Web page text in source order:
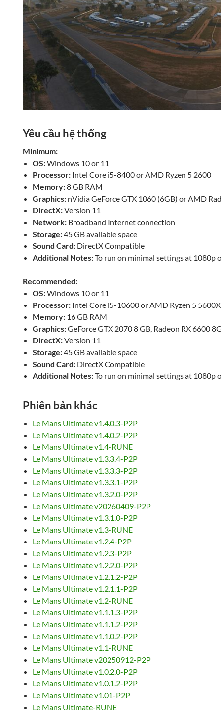
Yêu cầu hệ thống
Minimum:
OS:Windows 10 or 11
Processor: Intel Core i5-8400 or AMD Ryzen 5 2600
Memory:8 GB RAM
Graphics: nVidia GeForce GTX 1060 (6GB) or AMD
DirectX:Version 11
Network: Broadband Internet connection
Storage:45 GB available space
Sound Card: DirectX Compatible
Additional Notes:To run on minimal settings at 1080p
Recommended:
OS:Windows 10 or 11
Processor: Intel Core i5-10600 or AMD Ryzen 5 5600X
Memory: 16 GB RAM
Graphics:GeForce GTX 2070 8 GB, Radeon RX 6600
DirectX:Version 11
Storage:45 GB available space
Sound Card: DirectX Compatible
Additional Notes:To run on minimal settings at 1080p
Phiên bản khác
Le Mans Ultimate v1.4.0.3-P2P
Le Mans Ultimate v1.4.0.2-P2P
Le Mans Ultimate v1.4-RUNE
Le Mans Ultimate v1.3.3.4-P2P
Le Mans Ultimate v1.3.3.3-P2P
Le Mans Ultimate v1.3.3.1-P2P
Le Mans Ultimate v1.3.2.0-P2P
Le Mans Ultimate v20260409-P2P
Le Mans Ultimate v1.3.1.0-P2P
Le Mans Ultimate v1.3-RUNE
Le Mans Ultimate v1.2.4-P2P
Le Mans Ultimate v1.2.3-P2P
Le Mans Ultimate v1.2.2.0-P2P
Le Mans Ultimate v1.2.1.2-P2P
Le Mans Ultimate v1.2.1.1-P2P
Le Mans Ultimate v1.2-RUNE
Le Mans Ultimate v1.1.1.3-P2P
Le Mans Ultimate v1.1.1.2-P2P
Le Mans Ultimate v1.1.0.2-P2P
Le Mans Ultimate v1.1-RUNE
Le Mans Ultimate v20250912-P2P
Le Mans Ultimate v1.0.2.0-P2P
Le Mans Ultimate v1.0.1.2-P2P
Le Mans Ultimate v1.01-P2P
Le Mans Ultimate-RUNE